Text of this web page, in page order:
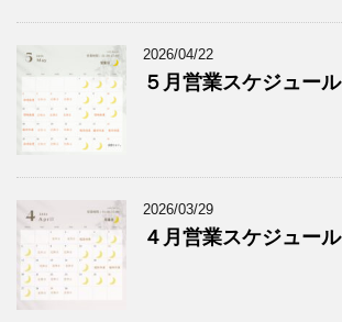
2026/04/22
５月営業スケジュール
2026/03/29
４月営業スケジュール